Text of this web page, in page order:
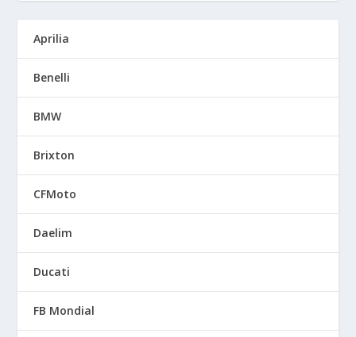
Aprilia
Benelli
BMW
Brixton
CFMoto
Daelim
Ducati
FB Mondial